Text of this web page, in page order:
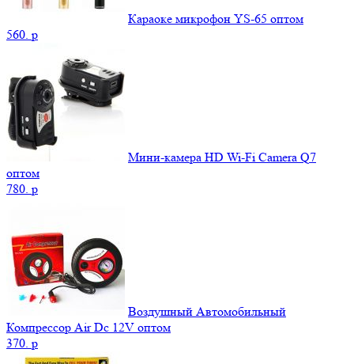
Караоке микрофон YS-65 оптом
560. p
Мини-камера HD Wi-Fi Camera Q7
оптом
780. p
Воздушный Автомобильный
Компрессор Air Dc 12V оптом
370. p